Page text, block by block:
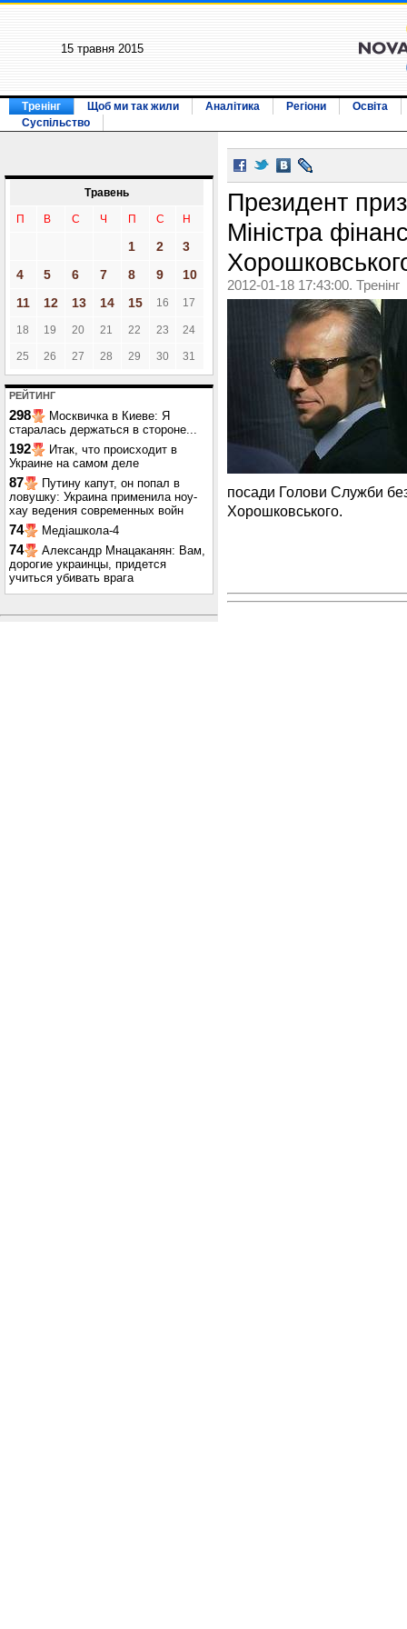
15 травня 2015
Тренінг Щоб ми так жили Аналітика Регіони
Освіта
Суспільство
Травень
П В С Ч П С Н
1 2
3
4
5 6 7 8 9
10
11
12 13 14 15 16 17
18 19 20 21 22 23 24
25 26 27 28 29 30 31
РЕЙТИНГ
298
Москвичка в Киеве: Я
старалась держаться в стороне...
192
Итак, что происходит в
Украине на самом деле
87
Путину капут, он попал в
ловушку: Украина применила ноу-
хау ведения современных войн
74 Медіашкола-4
74
Александр Мнацаканян: Вам,
дорогие украинцы, придется
учиться убивать врага
Президент
Міністра
2012-01-18 17:43:00. Тренінг
посади Голови Служби
Хорошковського.